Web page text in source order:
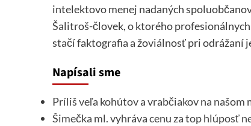
intelektovo menej nadaných
Šalitroš-človek, o ktorého
stačí faktografia a žoviálnosť pri odrážaní
Napísali sme
Príliš veľa kohútov a vrabčiakov na našom
Šimečka ml. vyhráva cenu za top hlúposť